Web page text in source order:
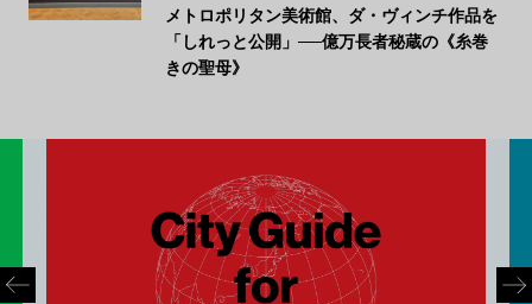
メトロポリタン美術館、ダ・ヴィンチ作品を
「しれっと公開」──億万長者秘蔵の《糸巻
きの聖母》